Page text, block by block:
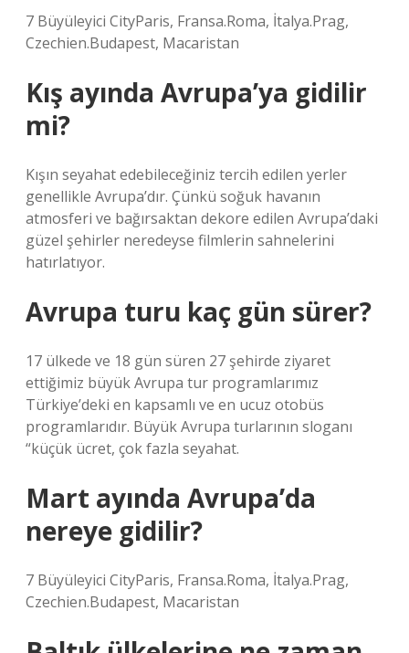
7 Büyüleyici CityParis, Fransa.Roma, İtalya.Prag,
Czechien.Budapest, Macaristan
Kış ayında Avrupa’ya gidilir
mi?
Kışın seyahat edebileceğiniz tercih edilen yerler
genellikle Avrupa’dır. Çünkü soğuk havanın
atmosferi ve bağırsaktan dekore edilen Avrupa’daki
güzel şehirler neredeyse filmlerin sahnelerini
hatırlatıyor.
Avrupa turu kaç gün sürer?
17 ülkede ve 18 gün süren 27 şehirde ziyaret
ettiğimiz büyük Avrupa tur programlarımız
Türkiye’deki en kapsamlı ve en ucuz otobüs
programlarıdır. Büyük Avrupa turlarının sloganı
“küçük ücret, çok fazla seyahat.
Mart ayında Avrupa’da
nereye gidilir?
7 Büyüleyici CityParis, Fransa.Roma, İtalya.Prag,
Czechien.Budapest, Macaristan